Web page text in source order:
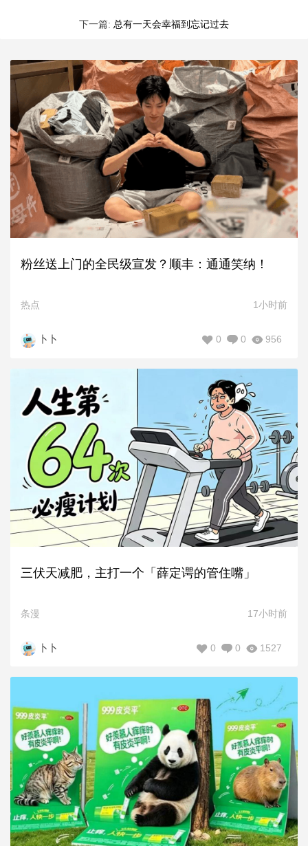
下一篇: 总有一天会幸福到忘记过去
粉丝送上门的全民级宣发？顺丰：通通笑纳！
热点 1小时前
卜卜 956
0
0
三伏天减肥，主打一个「薛定谔的管住嘴」
条漫 17小时前
卜卜 1527
0
0